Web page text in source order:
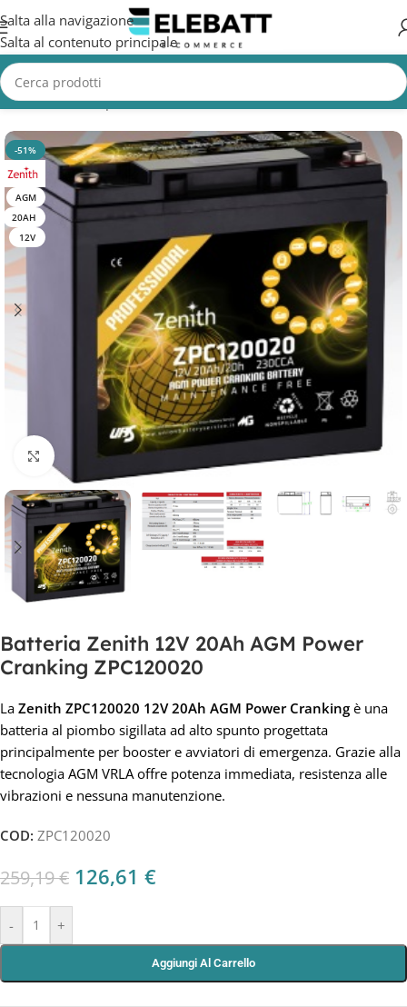
Salta alla navigazione
Salta al contenuto principale
Home/Batterie per Booster
-51%
AGM
20AH
12V
Clicca per ingrandire
Batteria Zenith 12V 20Ah AGM Power
Cranking ZPC120020
La Zenith ZPC120020 12V 20Ah AGM Power Cranking è una
batteria al piombo sigillata ad alto spunto progettata
principalmente per booster e avviatori di emergenza. Grazie alla
tecnologia AGM VRLA offre potenza immediata, resistenza alle
vibrazioni e nessuna manutenzione.
COD: ZPC120020
259,19€ 126,61 €
- +
Aggiungi Al Carrello